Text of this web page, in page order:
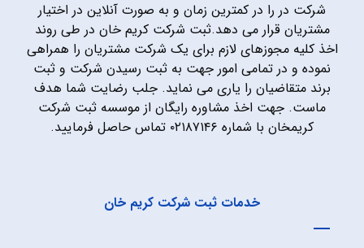
شرکت در را در کمترین زمان و به صورت آنلاین در اختیار
مشتریان قرار می دهد.ثبت شرکت کریم خان در طی روند
اخذ کلیه مجوزهای لازم برای یک شرکت مشتریان را همراهی
نموده و در تمامی امور جهت به ثبت رسیدن شرکت و ثبت
برند متقاضیان را یاری می نماید. جلب رضایت شما هدف
ماست. جهت اخذ مشاوره رایگان از موسسه ثبت شرکت
کریمخان با شماره ۰۲۱۸۷۱۴۶ تماس حاصل فرمایید.
خدمات ثبت شرکت کریم خان